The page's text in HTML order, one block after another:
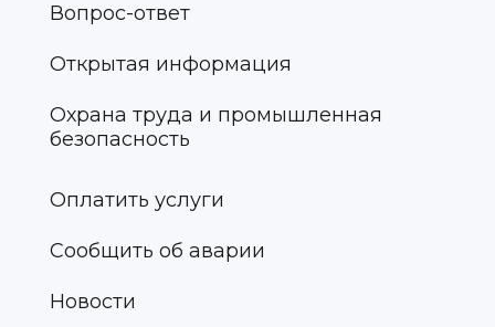
Вопрос-ответ
Открытая информация
Охрана труда и промышленная
безопасность
Оплатить услуги
Сообщить об аварии
Новости